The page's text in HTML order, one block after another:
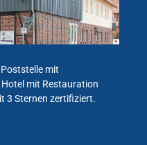
mit
mit Restauration
3 Sternen zertifiziert.